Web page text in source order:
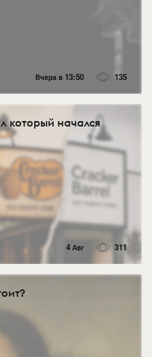
Вчера в 13:50 135
который начался
4 Авг 311